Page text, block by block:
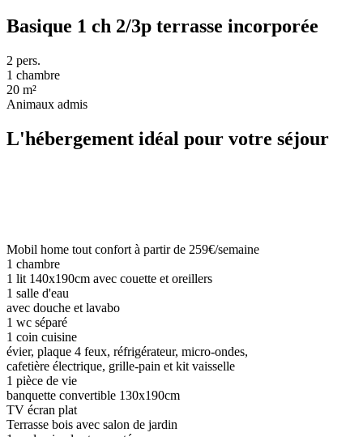
Basique 1 ch 2/3p terrasse incorporée
2 pers.
1 chambre
20 m²
Animaux admis
L'hébergement idéal pour votre séjour
Mobil home tout confort à partir de 259€/semaine
1 chambre
1 lit 140x190cm avec couette et oreillers
1 salle d'eau
avec douche et lavabo
1 wc séparé
1 coin cuisine
évier, plaque 4 feux, réfrigérateur, micro-ondes,
cafetière électrique, grille-pain et kit vaisselle
1 pièce de vie
banquette convertible 130x190cm
TV écran plat
Terrasse bois avec salon de jardin